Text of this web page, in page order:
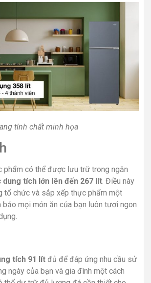
tính chất minh họa
phẩm có thể được lưu trữ trong ngăn
dung tích lớn lên đến 267 lít. Điều này
tổ chức và sắp xếp thực phẩm một
bảo mọi món ăn của bạn luôn tươi ngon
tích 91 lít đủ để đáp ứng nhu cầu sử
ngày của bạn và gia đình một cách